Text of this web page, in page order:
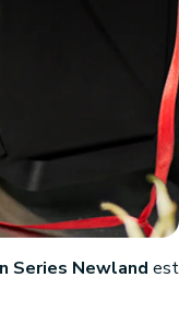
Series Newland est